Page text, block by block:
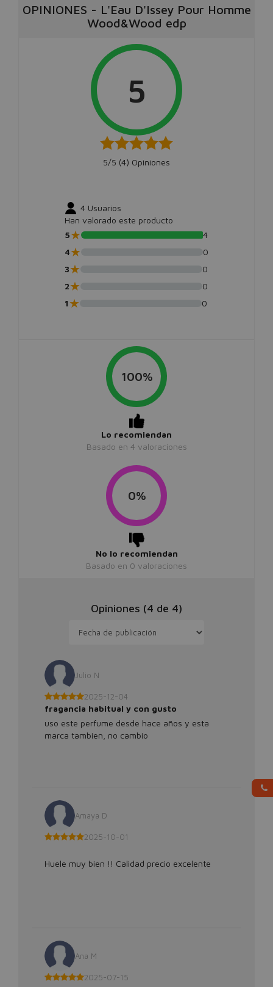
OPINIONES - L'Eau D'Issey Pour Homme
Wood&Wood edp
5
5/5 (4) Opiniones
4 Usuarios
Han valorado este producto
5★
4
4★
0
3★
0
2★
0
1★ 0
100%
Lo recomiendan
Basado en 4 valoraciones
0%
No lo recomiendan
Basado en 0 valoraciones
Opiniones (4 de 4)
Julio N
2025-12-04
fragancia habitual y con gusto
uso este perfume desde hace años y esta
marca tambien, no cambio
Amaya D
2025-10-01
Huele muy bien !! Calidad precio excelente
Ana M
2025-07-15